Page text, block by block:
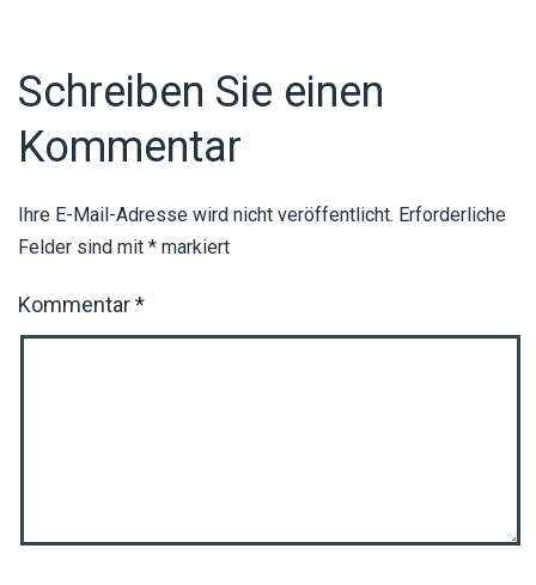
Schreiben Sie einen
Kommentar
Ihre E-Mail-Adresse wird nicht veröffentlicht. Erforderliche
Felder sind mit * markiert
Kommentar*